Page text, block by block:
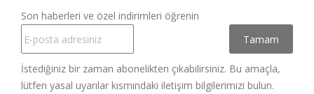
Son haberleri ve özel indirimleri öğrenin
İstediğiniz bir zaman abonelikten çıkabilirsiniz. Bu amaçla,
lütfen yasal uyarılar kısmındaki iletişim bilgilerimizi bulun.